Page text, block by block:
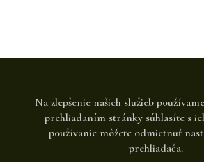
Na zlepšenie našich služieb
prehliadaním stránky súhlasíte s
používanie môžete odmietnuť
prehliadača.